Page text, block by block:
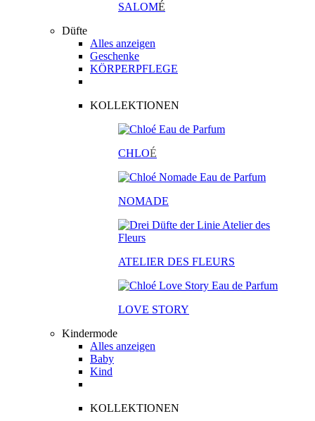
SALOMÉ
Düfte
Alles anzeigen
Geschenke
KÖRPERPFLEGE
KOLLEKTIONEN
CHLOÉ
NOMADE
ATELIER DES FLEURS
LOVE STORY
Kindermode
Alles anzeigen
Baby
Kind
KOLLEKTIONEN